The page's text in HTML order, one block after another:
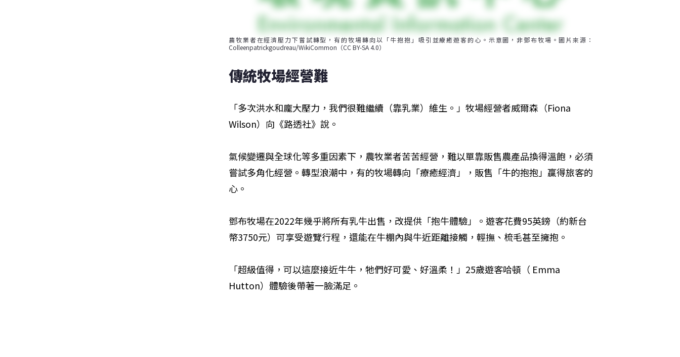
農牧業者在經濟壓力下嘗試轉型，有的牧場轉向以「牛抱抱」吸引並療癒遊客的心。示意圖，非鄧布牧場。圖片來源：
Colleenpatrickgoudreau/WikiCommon（CC BY-SA 4.0）
傳統牧場經營難
「多次洪水和龐大壓力，我們很難繼續（靠乳業）維生。」牧場經營者威爾森（Fiona
Wilson）向《路透社》說。
氣候變遷與全球化等多重因素下，農牧業者苦苦經營，難以單靠販售農產品換得溫飽，必須
嘗試多角化經營。轉型浪潮中，有的牧場轉向「療癒經濟」，販售「牛的抱抱」贏得旅客的
心。
鄧布牧場在2022年幾乎將所有乳牛出售，改提供「抱牛體驗」。遊客花費95英鎊（約新台
幣3750元）可享受遊覽行程，還能在牛棚內與牛近距離接觸，輕撫、梳毛甚至擁抱。
「超級值得，可以這麼接近牛牛，牠們好可愛、好溫柔！」25歲遊客哈頓（ Emma
Hutton）體驗後帶著一臉滿足。